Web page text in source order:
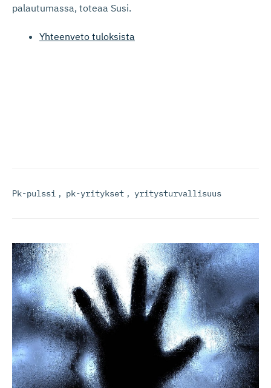
palautumassa, toteaa Susi.
Yhteenveto tuloksista
Pk-pulssi , pk-yritykset , yritysturvallisuus